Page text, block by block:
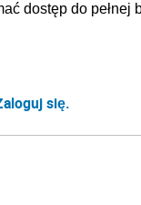
dostęp do
się.